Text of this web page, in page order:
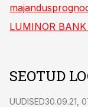
LUMINOR
SEOTUD
UUDISED30.09.21,